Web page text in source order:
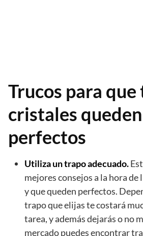
Trucos para que
cristales queden
perfectos
Utiliza un trapo adecuado.
mejores consejos a la hora
y que queden perfectos.
trapo que elijas te costará
tarea, y además dejarás o no
mercado puedes encontrar